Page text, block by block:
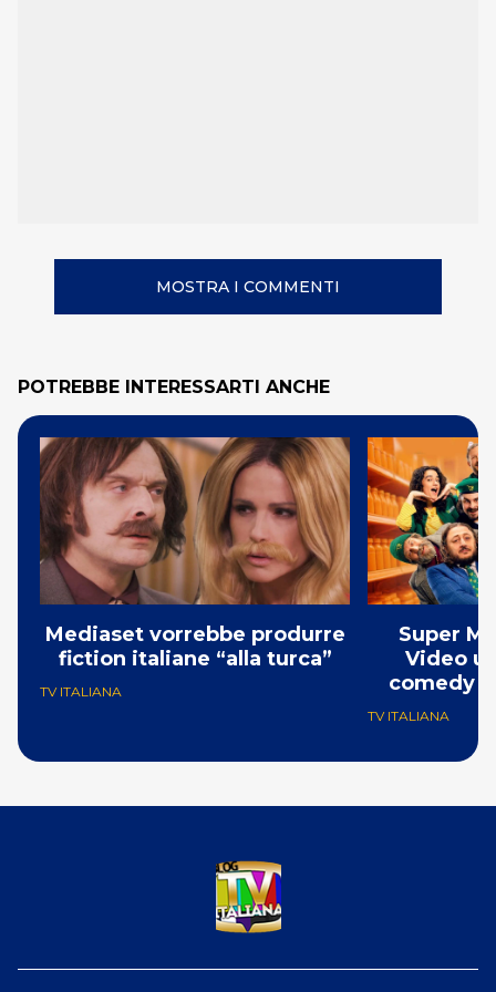
MOSTRA I COMMENTI
POTREBBE INTERESSARTI ANCHE
Mediaset vorrebbe produrre
fiction italiane “alla turca”
TV ITALIANA
Super
Video
comedy
TV ITALIANA